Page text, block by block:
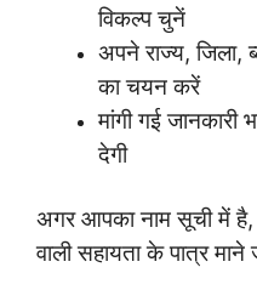
विकल्प चुनें
अपने राज्य, जिला,
का चयन करें
मांगी गई जानकारी
देगी
अगर आपका नाम सूची में
वाली सहायता के पात्र माने